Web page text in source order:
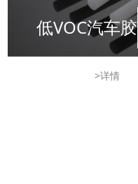
低VOC汽车胶
>详情